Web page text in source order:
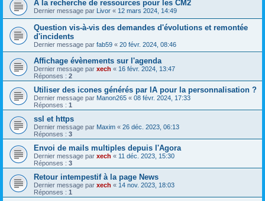
À la recherche de ressources pour les CM2
Dernier message par Livor « 12 mars 2024, 14:49
Question vis-à-vis des demandes d'évolutions et remontée
d'incidents
Dernier message par fab59 « 20 févr. 2024, 08:46
Affichage évènements sur l'agenda
Dernier message par xech « 16 févr. 2024, 13:47
Réponses : 2
Utiliser des icones générés par IA pour la personnalisation ?
Dernier message par Manon265 « 08 févr. 2024, 17:33
Réponses : 1
ssl et https
Dernier message par Maxim « 26 déc. 2023, 06:13
Réponses : 3
Envoi de mails multiples depuis l'Agora
Dernier message par xech « 11 déc. 2023, 15:30
Réponses : 3
Retour intempestif à la page News
Dernier message par xech « 14 nov. 2023, 18:03
Réponses : 1